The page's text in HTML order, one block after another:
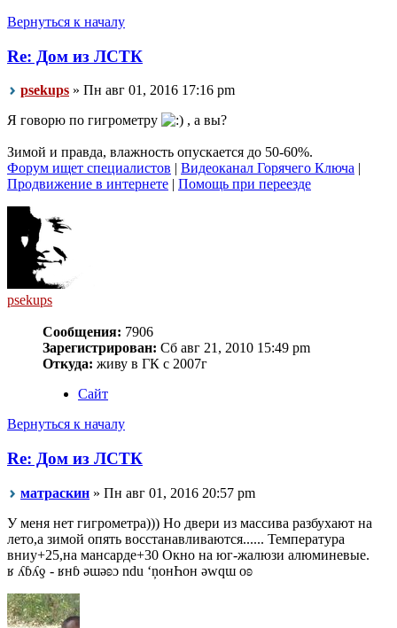
Вернуться к началу
Re: Дом из ЛСТК
psekups » Пн авг 01, 2016 17:16 pm
Я говорю по гигрометру
, а вы?
Зимой и правда, влажность опускается до 50-60%.
Форум ищет специалистов | Видеоканал Горячего Ключа |
Продвижение в интернете | Помощь при переезде
psekups
Сообщения: 7906
Зарегистрирован: Сб авг 21, 2010 15:49 pm
Откуда: живу в ГК с 2007г
Сайт
Вернуться к началу
Re: Дом из ЛСТК
матраскин » Пн авг 01, 2016 20:57 pm
У меня нет гигрометра))) Но двери из массива разбухают на
лето,а зимой опять восстанавливаются...... Температура
вниу+25,на мансарде+30 Окно на юг-жалюзи алюминевые.
ʁ ʎɓʎƍ - ʁнɓ ǝɯǝʚɔ ndu ‘ņонҺон ǝwqɯ оʚ